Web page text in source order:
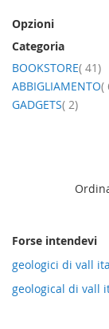
Forse intendevi
geologici di vall
geological di vall
Opzioni
Categoria
BOOKSTORE 41
ABBIGLIAMENTO
GADGETS 2